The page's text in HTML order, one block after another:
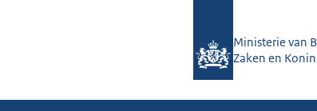
Ministerie van
Zaken en